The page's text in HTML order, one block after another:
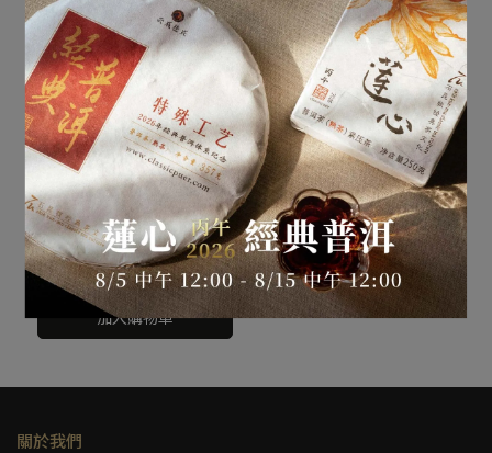
天授款柴窯｜降坡泥．明
式圓壺（約140ml）
NT$15,000
加入購物車
關於我們